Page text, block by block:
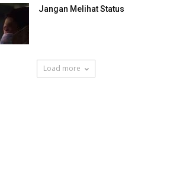
Jangan Melihat Status
Load more